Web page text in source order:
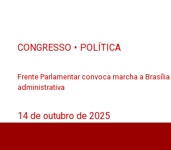
CONGRESSO POLÍTICA
Frente Parlamentar convoca marcha a
administrativa
14 de outubro de 2025